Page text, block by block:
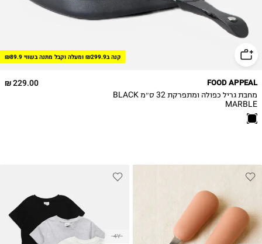
קנה ב₪299.9 ומעלה וקבל מתנה בשווי ₪89.9
229.00 ₪ FOOD APPEAL
מחבת גריל כפולה ומתפרקת 32 ס״מ BLACK
MARBLE
4Y